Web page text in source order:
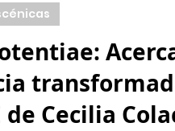
de Cecilia